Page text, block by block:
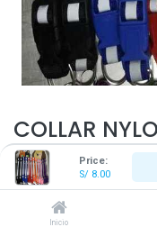
Price:
S/ 8.00
Inicio
COLLAR
S/8.00